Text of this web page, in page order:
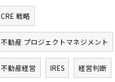
CRE 戦略
不動産 プロジェクトマネジメント
不動産経営 IRES 経営判断